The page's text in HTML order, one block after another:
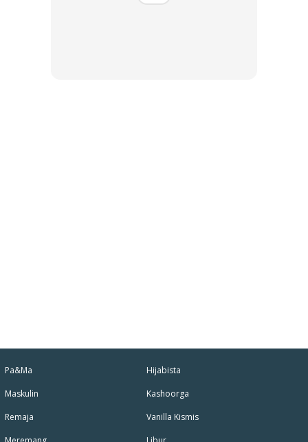
Pa&Ma
Maskulin
Remaja
Hijabista
Kashoorga
Vanilla Kismis